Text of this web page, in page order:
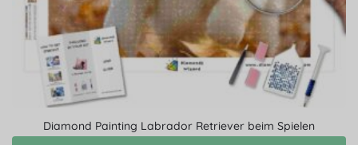
Diamond Painting Labrador Retriever beim Spielen